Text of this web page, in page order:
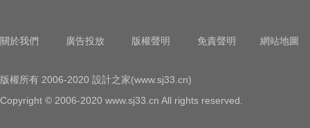
關於我們 廣告投放 版權聲明 免責聲明 網站地圖
版權所有 2006-2020 設計之家(www.sj33.cn)
Copyright © 2006-2020 www.sj33.cn All rights reserved.